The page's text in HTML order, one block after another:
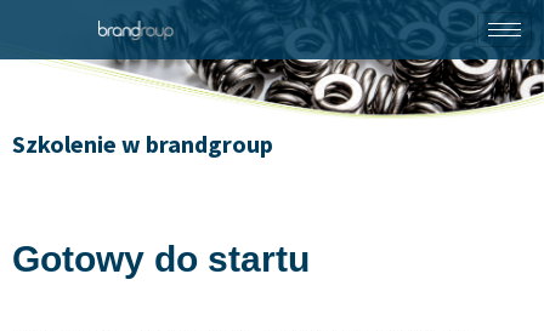
Szkolenie w brandgroup
Gotowy do startu